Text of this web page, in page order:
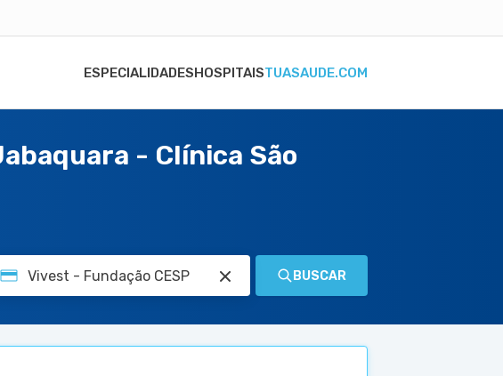
ESPECIALIDADESHOSPITAISTUASAUDE.COM
- Clínica São
BUSCAR